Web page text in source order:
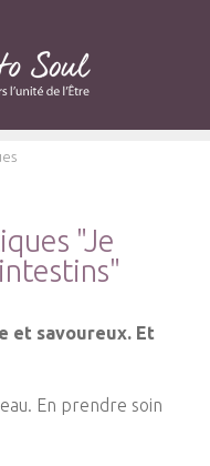
"Je
et savoureux. Et
En prendre soin